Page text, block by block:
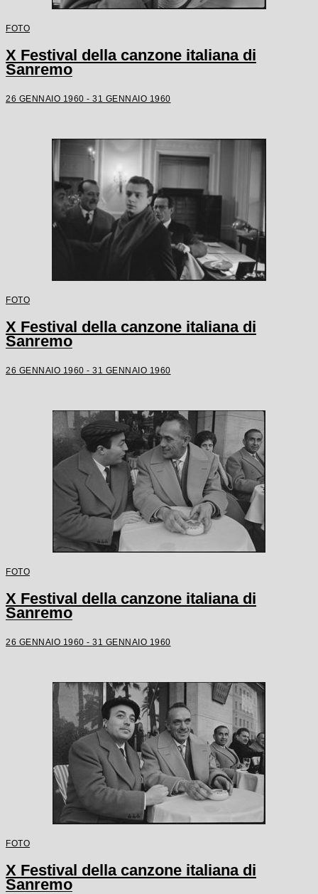
FOTO
X Festival della canzone italiana di
Sanremo
26 GENNAIO 1960 - 31 GENNAIO 1960
FOTO
X Festival della canzone italiana di
Sanremo
26 GENNAIO 1960 - 31 GENNAIO 1960
FOTO
X Festival della canzone italiana di
Sanremo
26 GENNAIO 1960 - 31 GENNAIO 1960
FOTO
X Festival della canzone italiana di
Sanremo